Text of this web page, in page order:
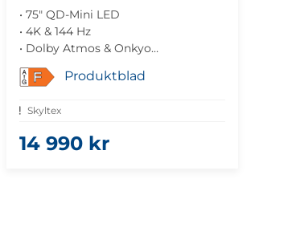
• 75" QD-Mini LED
• 4K & 144 Hz
• Dolby Atmos & Onkyo
• Google TV & Chromecast
• Gaming med FreeSync
F Produktblad
Skyltex
14 990 kr